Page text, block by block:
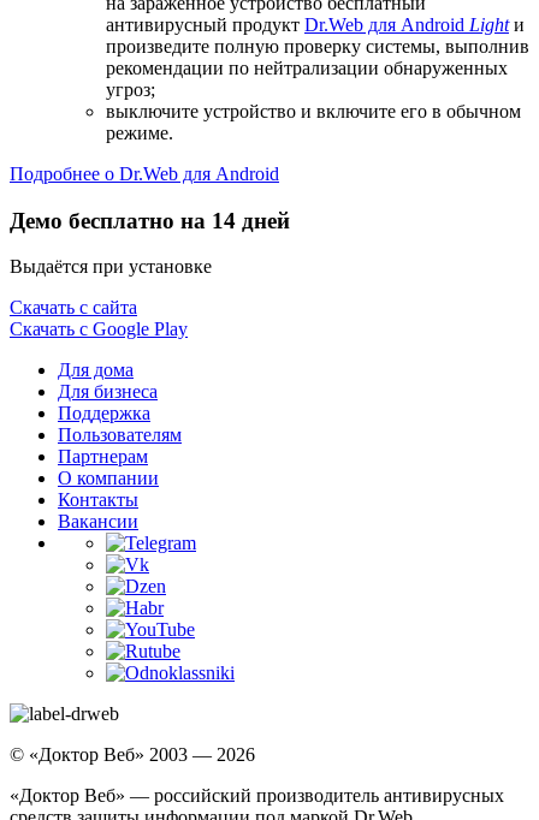
антивирусный продукт Dr.Web для Android Lightи
произведите полную проверку системы, выполнив
рекомендации по нейтрализации обнаруженных
угроз;
выключите устройство и включите его в обычном
режиме.
Подробнее о Dr.Web для Android
Демо бесплатно на 14 дней
Выдаётся при установке
Скачать с сайта
Скачать с Google Play
Для дома
Для бизнеса
Поддержка
Пользователям
Партнерам
О компании
Контакты
Вакансии
© «Доктор Веб» 2003 — 2026
«Доктор Веб» — российский производитель антивирусных